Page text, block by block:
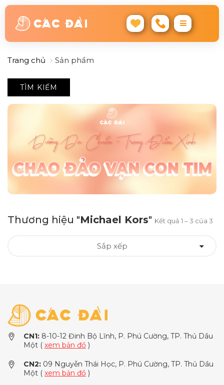
Trang chủ Sản phẩm
TÌM KIẾM
Thương hiệu "Michael Kors" Kết quả 1 – 3 của 3
Sắp xếp
CN1: 8-10-12 Đinh Bộ Lĩnh, P. Phú Cường, TP. Thủ Dầu
Một ( xem bản đồ )
CN2: 09 Nguyễn Thái Học, P. Phú Cường, TP. Thủ Dầu
Một ( xem bản đồ )